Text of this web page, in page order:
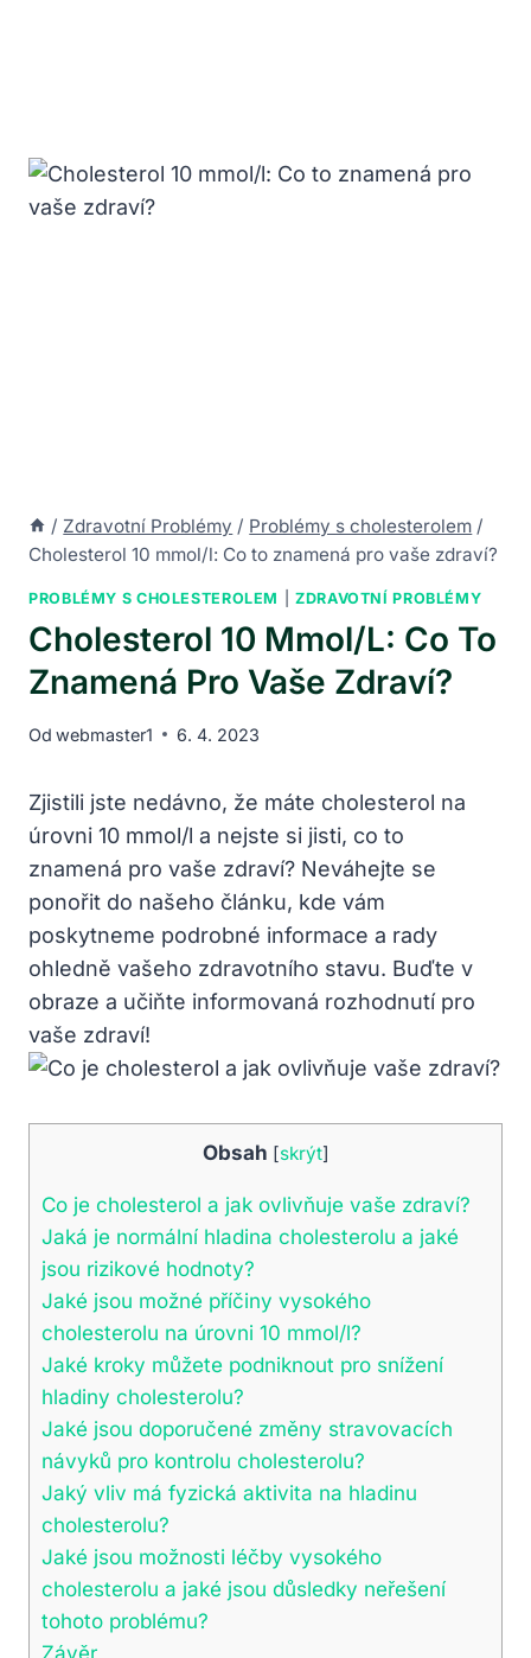
/ Zdravotní Problémy / Problémy s cholesterolem /
Cholesterol 10 mmol/l: Co to znamená pro vaše zdraví?
PROBLÉMY S CHOLESTEROLEM |ZDRAVOTNÍ PROBLÉMY
Cholesterol 10 Mmol/l: Co To
Znamená Pro Vaše Zdraví?
Od webmaster1 6. 4. 2023
Zjistili jste nedávno, že máte cholesterol na
úrovni 10 mmol/l a nejste si jisti, co to
znamená pro vaše zdraví? Neváhejte se
ponořit do našeho článku, kde vám
poskytneme podrobné informace a rady
ohledně vašeho zdravotního stavu. Buďte v
obraze a učiňte informovaná rozhodnutí pro
vaše zdraví!
Obsah [skrýt]
Co je cholesterol a jak ovlivňuje vaše zdraví?
Jaká je normální hladina cholesterolu a jaké
jsou rizikové hodnoty?
Jaké jsou možné příčiny vysokého
cholesterolu na úrovni 10 mmol/l?
Jaké kroky můžete podniknout pro snížení
hladiny cholesterolu?
Jaké jsou doporučené změny stravovacích
návyků pro kontrolu cholesterolu?
Jaký vliv má fyzická aktivita na hladinu
cholesterolu?
Jaké jsou možnosti léčby vysokého
cholesterolu a jaké jsou důsledky neřešení
tohoto problému?
Závěr